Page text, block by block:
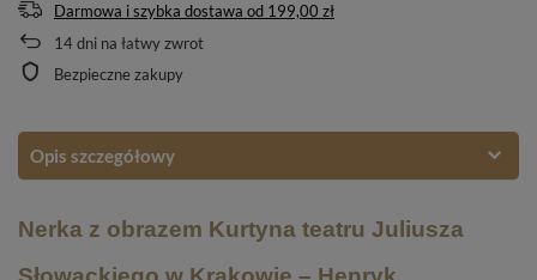
Darmowa i szybka dostawa od 199,00 zł
14dni na łatwy zwrot
Bezpieczne zakupy
Opis szczegółowy
Nerka z obrazem Kurtyna teatru Juliusza